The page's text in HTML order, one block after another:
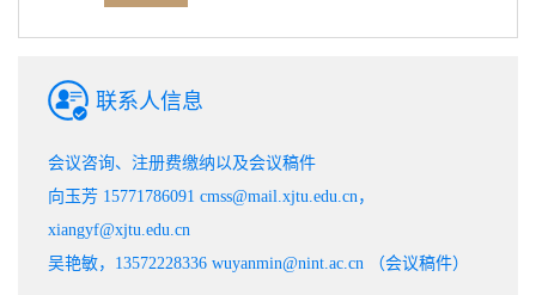
联系人信息
会议咨询、注册费缴纳以及会议稿件
向玉芳 15771786091 cmss@mail.xjtu.edu.cn，
xiangyf@xjtu.edu.cn
吴艳敏，13572228336 wuyanmin@nint.ac.cn （会议稿件）